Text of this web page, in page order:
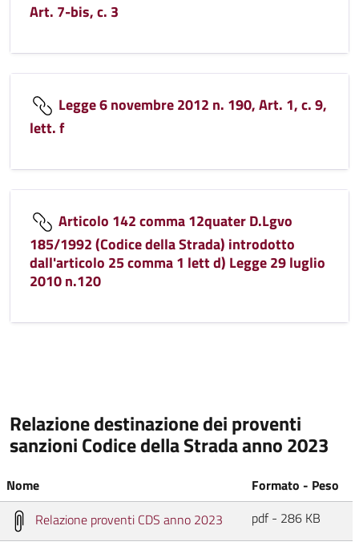
Art. 7-bis, c. 3
Legge 6 novembre 2012 n. 190, Art. 1, c. 9,
lett. f
Articolo 142 comma 12quater D.Lgvo
185/1992 (Codice della Strada) introdotto
dall'articolo 25 comma 1 lett d) Legge 29 luglio
2010 n.120
Relazione destinazione dei proventi
sanzioni Codice della Strada anno 2023
Nome
Formato - Peso
Relazione proventi CDS anno 2023
pdf - 286 KB